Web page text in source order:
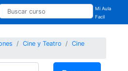
Mi Aula
Facil
Cine y Teatro
Cine